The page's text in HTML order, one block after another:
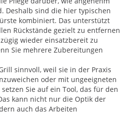
Deshalb sind die hier typischen
kombiniert. Das unterstützt
Rückstände gezielt zu entfernen
wieder einsatzbereit zu
Sie mehrere Zubereitungen
sinnvoll, weil sie in der Praxis
oder mit ungeeigneten
Sie auf ein Tool, das für den
kann nicht nur die Optik der
auch das Arbeiten